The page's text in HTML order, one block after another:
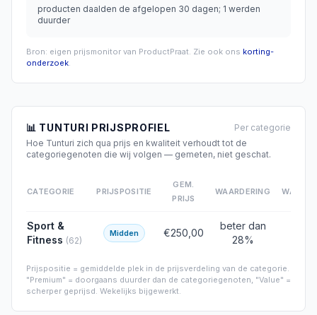
producten daalden de afgelopen 30 dagen; 1 werden
duurder
Bron: eigen prijsmonitor van ProductPraat. Zie ook ons korting-
onderzoek.
📊 TUNTURI PRIJSPROFIEL
Per categorie
Hoe Tunturi zich qua prijs en kwaliteit verhoudt tot de
categoriegenoten die wij volgen — gemeten, niet geschat.
CATEGORIE PRIJSPOSITIE
GEM.
PRIJS
WAARDERING
Sport &
Fitness (62)
Midden €250,00
beter dan
28%
Prijspositie = gemiddelde plek in de prijsverdeling van de categorie.
"Premium" = doorgaans duurder dan de categoriegenoten, "Value" =
scherper geprijsd. Wekelijks bijgewerkt.